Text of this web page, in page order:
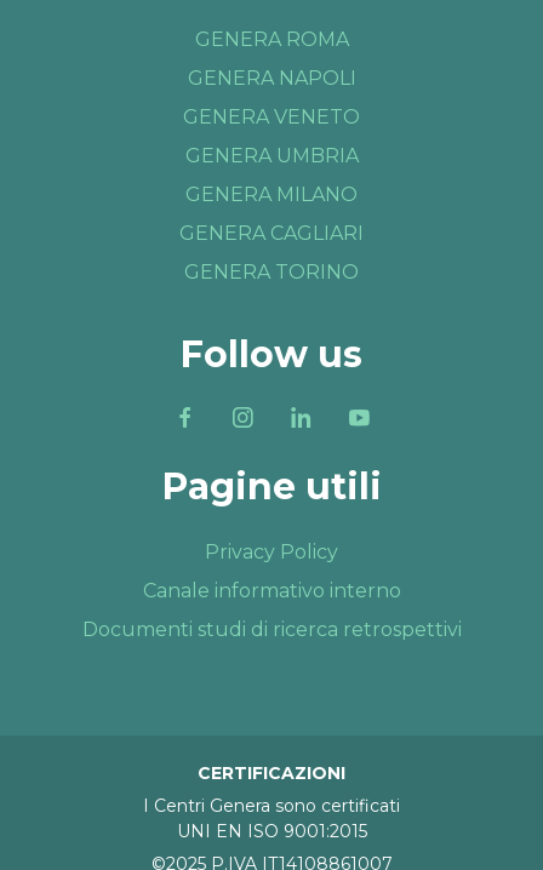
GENERA ROMA
GENERA NAPOLI
GENERA VENETO
GENERA UMBRIA
GENERA MILANO
GENERA CAGLIARI
GENERA TORINO
Follow us
Pagine utili
Privacy Policy
Canale informativo interno
Documenti studi di ricerca retrospettivi
CERTIFICAZIONI
I Centri Genera sono certificati
UNI EN ISO 9001:2015
©2025 P.IVA IT14108861007